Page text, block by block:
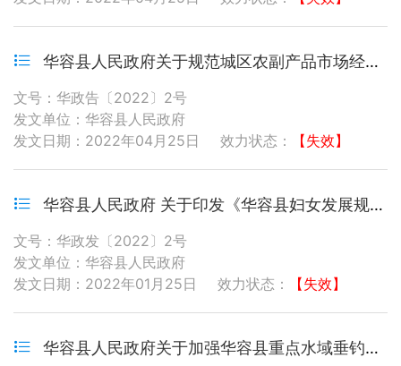
华容县人民政府关于规范城区农副产品市场经营秩序的通告
文号：华政告〔2022〕2号
发文单位：华容县人民政府
发文日期：2022年04月25日
效力状态： 【失效】
华容县人民政府 关于印发《华容县妇女发展规划 （2021—2025年）》和《华容县儿童发展 规划（2021—2025年）》的通知
文号：华政发〔2022〕2号
发文单位：华容县人民政府
发文日期：2022年01月25日
效力状态： 【失效】
华容县人民政府关于加强华容县重点水域垂钓管理的通告